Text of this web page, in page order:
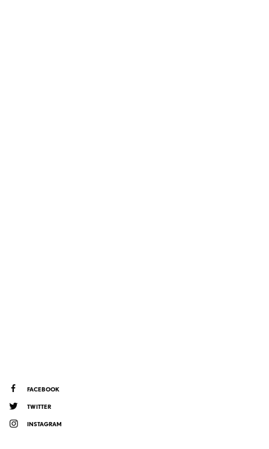
FACEBOOK
TWITTER
INSTAGRAM